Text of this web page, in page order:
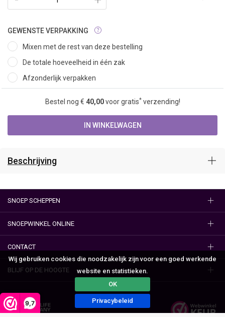
9,7
Wij gebruiken cookies die noodzakelijk zijn voor een goed werkende
website en statistieken.
OK
Privacybeleid
GEWENSTE VERPAKKING
Mixen met de rest van deze bestelling
De totale hoeveelheid in één zak
Afzonderlijk verpakken
Bestel nog € 40,00voor gratis*verzending!
IN WINKELWAGEN
Beschrijving
SNOEP SCHEPPEN
SNOEPWINKEL ONLINE
CONTACT
BLIJF OP DE HOOGTE